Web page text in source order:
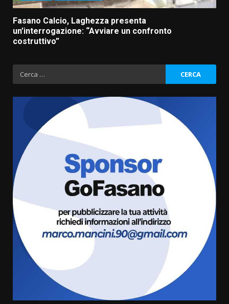
Fasano Calcio, Laghezza presenta
un’interrogazione: “Avviare un confronto
costruttivo”
Ricerca
per:
Grazia Neglia, coordinatrice
cittadina di Fratelli d’Italia,
pronta a tornare in Consiglio
comunale
6 Agosto 2026 08:00
Cura dei beni comuni e
cittadinanza attiva: online
l’avviso per la gestione
condivisa della Villetta di